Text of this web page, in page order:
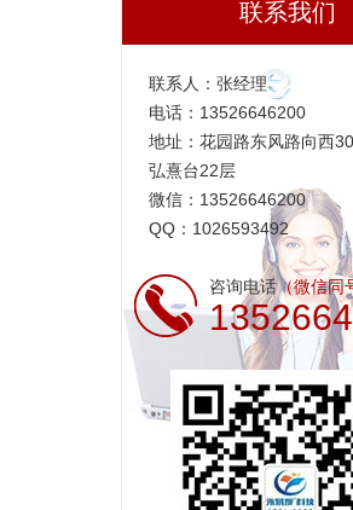
联系我们
联系人：张经理
电话：13526646200
地址：花园路东风路向西
弘熹台22层
微信：13526646200
QQ：1026593492
咨询电话（微信同